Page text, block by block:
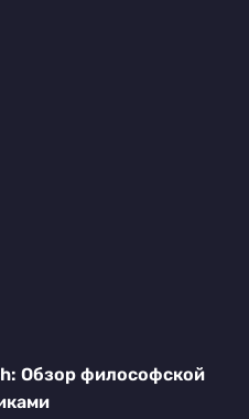
Обзор философской